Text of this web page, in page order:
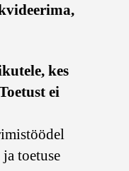
kes
ei
toetuse